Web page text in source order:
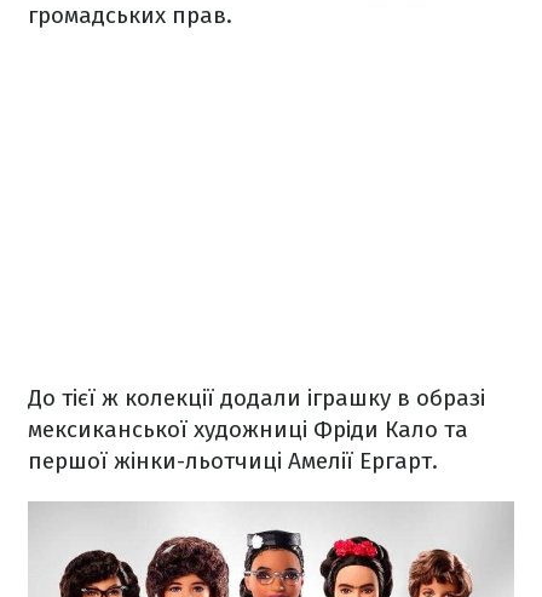
громадських прав.
До тієї ж колекції додали іграшку в образі
мексиканської художниці Фріди Кало та
першої жінки-льотчиці Амелії Ергарт.